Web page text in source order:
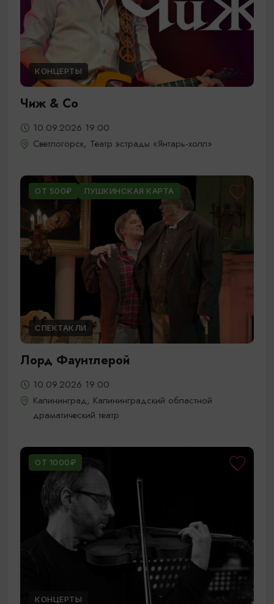
КОНЦЕРТЫ
Чиж & Cо
10.09.2026 19:00
Светлогорск, Театр эстрады «Янтарь-холл»
ОТ 500₽ ПУШКИНСКАЯ КАРТА
СПЕКТАКЛИ
Лорд Фаунтлерой
10.09.2026 19:00
Калининград, Калининградский областной
драматический театр
ОТ 1000₽
КОНЦЕРТЫ